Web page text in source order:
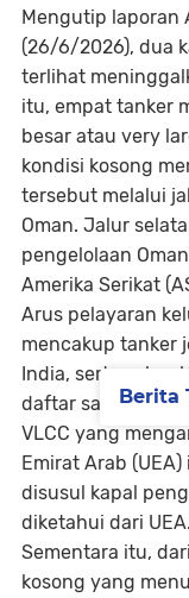
Mengutip laporan
(26/6/2026), dua
terlihat
itu, empat tanker
besar atau very
kondisi kosong
tersebut melalui
Oman. Jalur
pengelolaan
Amerika Serikat
Arus pelayaran
mencakup tanker
India, serta
daftar sanksi AS.
VLCC yang
Emirat Arab
disusul kapal
diketahui dari UEA.
Sementara itu,
kosong yang
Berita